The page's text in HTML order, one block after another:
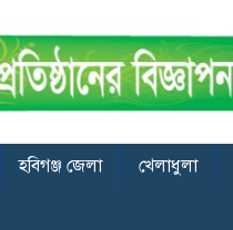
হবিগঞ্জ জেলা খেলাধুলা